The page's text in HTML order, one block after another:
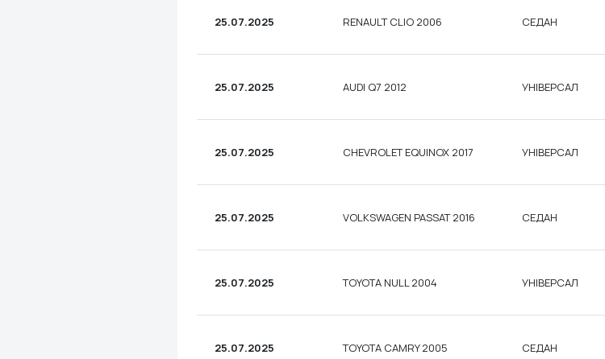
25.07.2025 RENAULT CLIO 2006 СЕДАН
25.07.2025 AUDI Q7 2012 УНІВЕРСАЛ
25.07.2025 CHEVROLET EQUINOX 2017 УНІВЕРСАЛ
25.07.2025 VOLKSWAGEN PASSAT 2016 СЕДАН
25.07.2025 TOYOTA NULL 2004 УНІВЕРСАЛ
25.07.2025 TOYOTA CAMRY 2005 СЕДАН